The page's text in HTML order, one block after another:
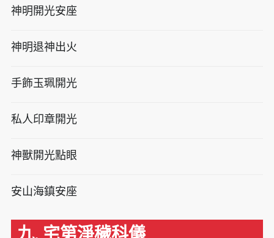
神明開光安座
神明退神出火
手飾玉珮開光
私人印章開光
神獸開光點眼
安山海鎮安座